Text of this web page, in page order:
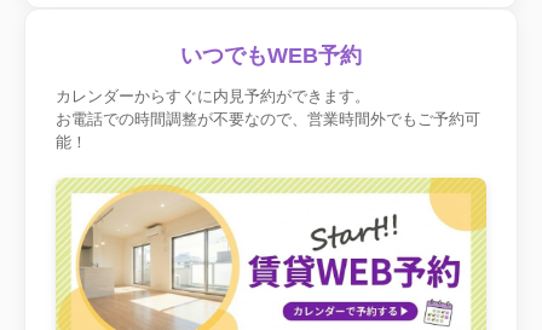
いつでもWEB予約
カレンダーからすぐに内見予約ができます。
お電話での時間調整が不要なので、営業時間外でもご予約可
能！